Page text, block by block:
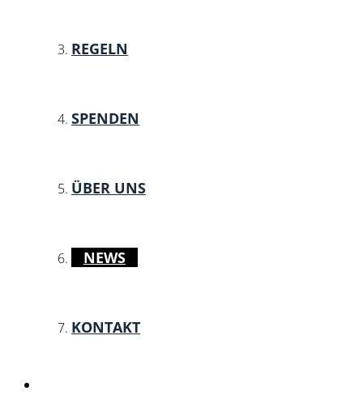
REGELN
SPENDEN
ÜBER UNS
NEWS
KONTAKT